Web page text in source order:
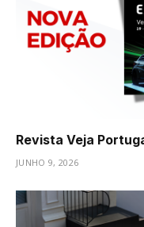
Revista Veja
JUNHO 9, 2026